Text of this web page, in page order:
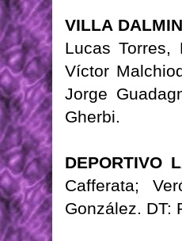
VILLA
Lucas Torres,
Víctor
Jorge
Gherbi.
DEPORTIVO
Cafferata;
González. DT: